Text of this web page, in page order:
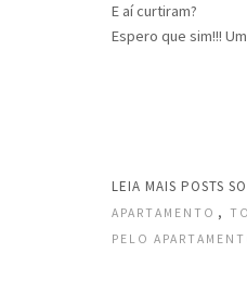
E aí curtiram?
Espero que sim!!!
LEIA MAIS POSTS
APARTAMENTO ,
PELO